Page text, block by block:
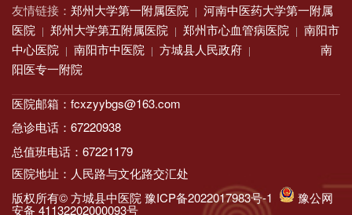
友情链接： 郑州大学第一附属医院 | 河南中医药大学第一附属
医院 | 郑州大学第五附属医院 | 郑州市心血管病医院 | 南阳市
中心医院 | 南阳市中医院 | 方城县人民政府 |
南
阳医专一附院
医院邮箱：fcxzyybgs@163.com
急诊电话：67220938
总值班电话：67221179
医院地址：人民路与文化路交汇处
版权所有© 方城县中医院 豫ICP备2022017983号-1 豫公网
安备 41132202000093号